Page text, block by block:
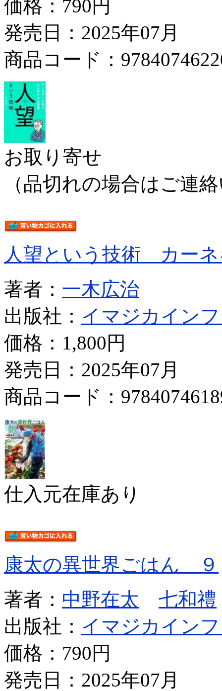
価格： 790円
発売日：2025年07月
商品コード：
お取り寄せ
（品切れの場合はご連
人望という技術 カー
著者： 一木広治
出版社： イマジカイン
価格： 1,800円
発売日：2025年07月
商品コード：
仕入元在庫あり
康太の異世界ごはん ９
著者： 中野在太
七和禮
出版社： イマジカイン
価格： 790円
発売日：2025年07月